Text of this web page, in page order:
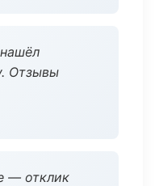
Отзывы
— отклик